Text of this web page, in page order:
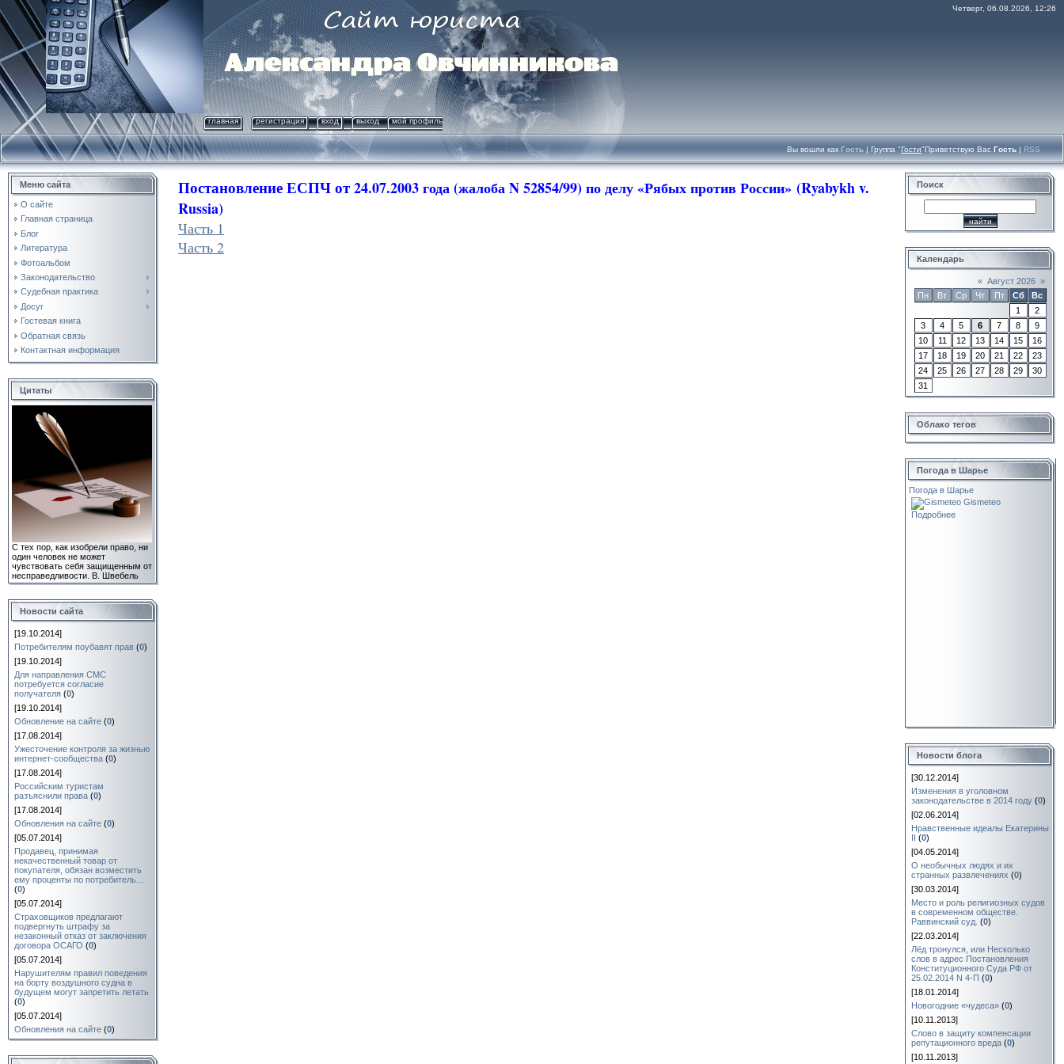
Четверг, 06.08.2026, 12:26
главная мой профиль
регистрация выход
вход
Вы вошли как Гость | Группа "Гости"Приветствую Вас Гость | RSS
Меню сайта
О сайте
Главная страница
Блог
Литература
Фотоальбом
Законодательство
Судебная практика
Досуг
Гостевая книга
Обратная связь
Контактная информация
Цитаты
С тех пор, как изобрели право, ни
один человек не может
чувствовать себя защищенным от
несправедливости. В. Швебель
Новости сайта
[19.10.2014]
Потребителям поубавят прав (0)
[19.10.2014]
Для направления СМС
потребуется согласие
получателя (0)
[19.10.2014]
Обновление на сайте (0)
[17.08.2014]
Ужесточение контроля за жизнью
интернет-сообщества (0)
[17.08.2014]
Российским туристам
разъяснили права (0)
[17.08.2014]
Обновления на сайте (0)
[05.07.2014]
Продавец, принимая
некачественный товар от
покупателя, обязан возместить
ему проценты по потребитель...
(0)
[05.07.2014]
Страховщиков предлагают
подвергнуть штрафу за
незаконный отказ от заключения
договора ОСАГО (0)
[05.07.2014]
Нарушителям правил поведения
на борту воздушного судна в
будущем могут запретить летать
(0)
[05.07.2014]
Обновления на сайте (0)
Постановление ЕСПЧ от24.07.2003года (жалоба N 52854/99) по делу «Рябыхпротив России» (Ryabykh v.
Russia)
Часть 1
Часть 2
Поиск
Календарь
« Август 2026 »
Пн
Вт Ср Чт Пт Сб
Вс
1
2
3
4 5 6 7 8
9
10
11 12 13 14 15
16
17
18 19 20 21 22
23
24
25 26 27 28 29
30
31
Облако тегов
Погода в Шарье
Погода в Шарье
Gismeteo
Подробнее
Новости блога
[30.12.2014]
Изменения в уголовном
законодательстве в 2014 году (0)
[02.06.2014]
Нравственные идеалы Екатерины
II (0)
[04.05.2014]
О необычных людях и их
странных развлечениях (0)
[30.03.2014]
Место и роль религиозных судов
в современном обществе.
Раввинский суд. (0)
[22.03.2014]
Лёд тронулся, или Несколько
слов в адрес Постановления
Конституционного Суда РФ от
25.02.2014 N 4-П (0)
[18.01.2014]
Новогодние «чудеса» (0)
[10.11.2013]
Слово в защиту компенсации
репутационного вреда (0)
[10.11.2013]